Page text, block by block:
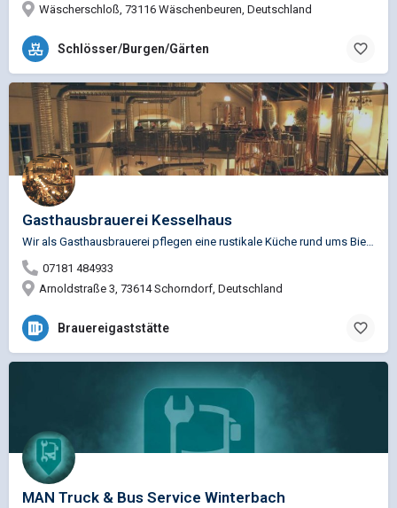
Wäscherschloß, 73116 Wäschenbeuren, Deutschland
Schlösser/Burgen/Gärten
Gasthausbrauerei Kesselhaus
07181 484933
Arnoldstraße 3, 73614 Schorndorf, Deutschland
Brauereigaststätte
MAN Truck & Bus Service Winterbach